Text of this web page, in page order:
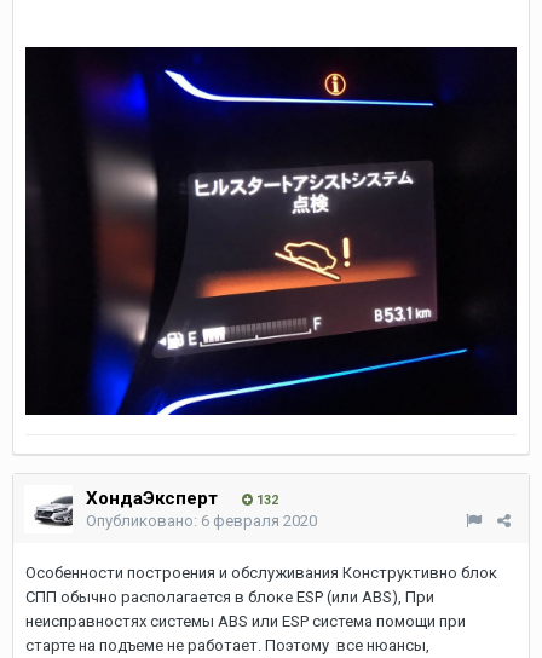
ХондаЭксперт 132
Опубликовано: 6 февраля 2020
Особенности построения и обслуживания Конструктивно блок
СПП обычно располагается в блоке ESP (или ABS), При
неисправностях системы ABS или ESP система помощи при
старте на подъеме не работает. Поэтому все нюансы,